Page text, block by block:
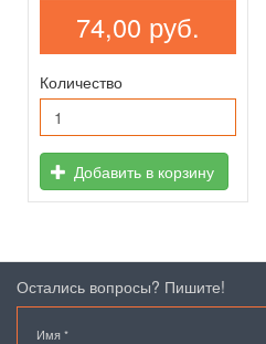
74,00 руб.
Количество
Добавить в корзину
Остались вопросы? Пишите!
Имя *